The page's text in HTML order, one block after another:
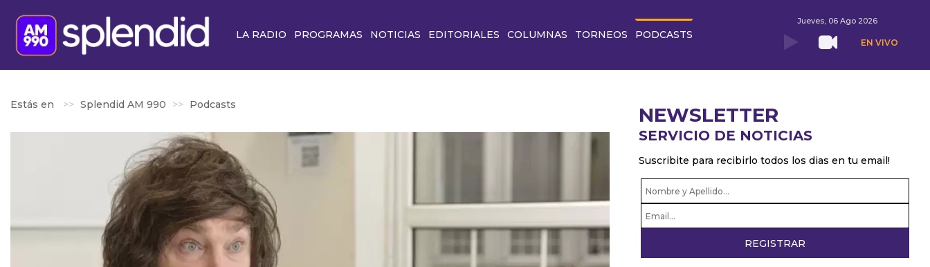
LA RADIO PROGRAMAS NOTICIAS EDITORIALES COLUMNAS TORNEOS PODCASTS
Jueves, 06 Ago 2026
EN VIVO
Estás en Splendid AM 990 Podcasts NEWSLETTER
SERVICIO DE NOTICIAS
Suscribite para recibirlo todos los dias en tu email!